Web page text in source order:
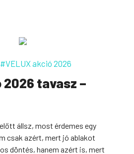
#VELUX akció 2026
2026 tavasz –
állsz, most érdemes egy
csak azért, mert jó ablakot
döntés, hanem azért is, mert